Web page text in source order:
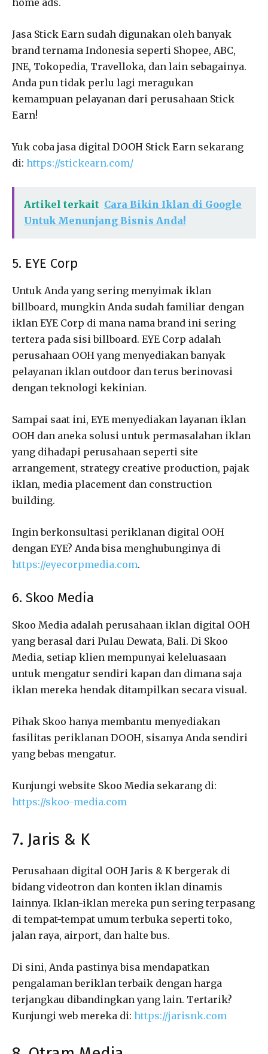
Jasa Stick Earn sudah digunakan oleh banyak
brand ternama Indonesia seperti Shopee, ABC,
JNE, Tokopedia, Travelloka, dan lain sebagainya.
Anda pun tidak perlu lagi meragukan
kemampuan pelayanan dari perusahaan Stick
Earn!
Yuk coba jasa digital DOOH Stick Earn sekarang
di: https://stickearn.com/
Artikel terkait Cara Bikin Iklan di Google
Untuk Menunjang Bisnis Anda!
5. EYE Corp
Untuk Anda yang sering menyimak iklan
billboard, mungkin Anda sudah familiar dengan
iklan EYE Corp di mana nama brand ini sering
tertera pada sisi billboard. EYE Corp adalah
perusahaan OOH yang menyediakan banyak
pelayanan iklan outdoor dan terus berinovasi
dengan teknologi kekinian.
Sampai saat ini, EYE menyediakan layanan iklan
OOH dan aneka solusi untuk permasalahan iklan
yang dihadapi perusahaan seperti site
arrangement, strategy creative production, pajak
iklan, media placement dan construction
building.
Ingin berkonsultasi periklanan digital OOH
dengan EYE? Anda bisa menghubunginya di
https://eyecorpmedia.com.
6. Skoo Media
Skoo Media adalah perusahaan iklan digital OOH
yang berasal dari Pulau Dewata, Bali. Di Skoo
Media, setiap klien mempunyai keleluasaan
untuk mengatur sendiri kapan dan dimana saja
iklan mereka hendak ditampilkan secara visual.
Pihak Skoo hanya membantu menyediakan
fasilitas periklanan DOOH, sisanya Anda sendiri
yang bebas mengatur.
Kunjungi website Skoo Media sekarang di:
https://skoo-media.com
7. Jaris & K
Perusahaan digital OOH Jaris & K bergerak di
bidang videotron dan konten iklan dinamis
lainnya. Iklan-iklan mereka pun sering terpasang
di tempat-tempat umum terbuka seperti toko,
jalan raya, airport, dan halte bus.
Di sini, Anda pastinya bisa mendapatkan
pengalaman beriklan terbaik dengan harga
terjangkau dibandingkan yang lain. Tertarik?
Kunjungi web mereka di: https://jarisnk.com